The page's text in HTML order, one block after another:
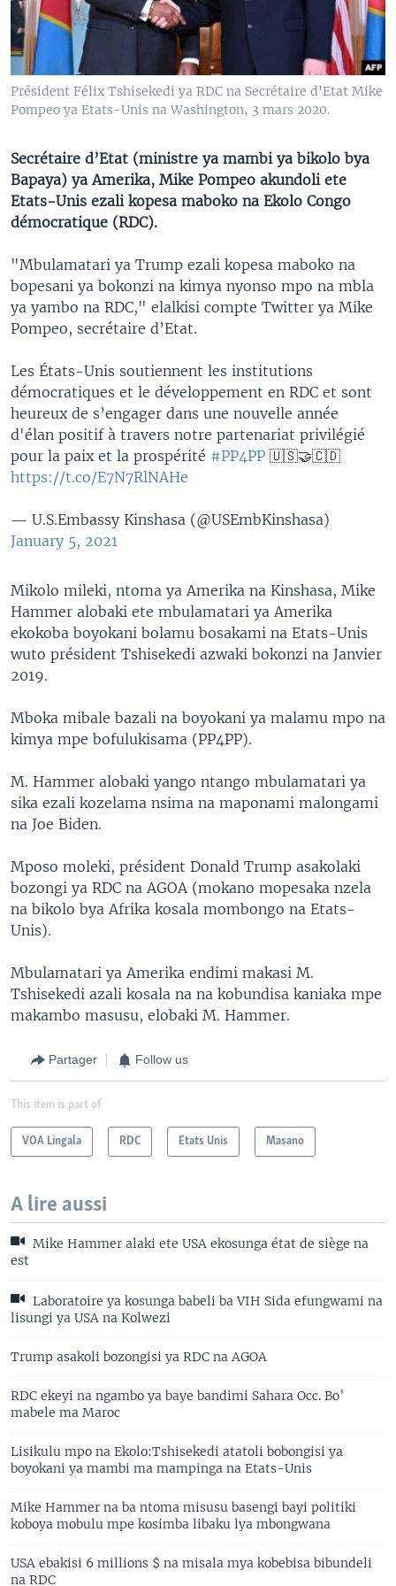
SÉCURITÉ
SCIENCE/TECHNOLOGIE
SPORTS
Président Félix Tshisekedi ya RDC na Secrétaire d'Etat Mike
Pompeo ya Etats-Unis na Washington, 3 mars 2020.
Secrétaire d’Etat (ministre ya mambi ya bikolo bya
Bapaya) ya Amerika, Mike Pompeo akundoli ete
Etats-Unis ezali kopesa maboko na Ekolo Congo
démocratique (RDC).
"Mbulamatari ya Trump ezali kopesa maboko na
bopesani ya bokonzi na kimya nyonso mpo na mbla
ya yambo na RDC," elalkisi compte Twitter ya Mike
Pompeo, secrétaire d’Etat.
Les États-Unis soutiennent les institutions
démocratiques et le développement en RDC et sont
heureux de s’engager dans une nouvelle année
d'élan positif à travers notre partenariat privilégié
pour la paix et la prospérité #PP4PP 🇺🇸🤝🇨🇩
https://t.co/E7N7RlNAHe
— U.S.Embassy Kinshasa (@USEmbKinshasa)
January 5, 2021
Mikolo mileki, ntoma ya Amerika na Kinshasa, Mike
Hammer alobaki ete mbulamatari ya Amerika
ekokoba boyokani bolamu bosakami na Etats-Unis
wuto président Tshisekedi azwaki bokonzi na Janvier
2019.
Mboka mibale bazali na boyokani ya malamu mpo na
kimya mpe bofulukisama (PP4PP).
M. Hammer alobaki yango ntango mbulamatari ya
sika ezali kozelama nsima na maponami malongami
na Joe Biden.
Mposo moleki, président Donald Trump asakolaki
bozongi ya RDC na AGOA (mokano mopesaka nzela
na bikolo bya Afrika kosala mombongo na Etats-
Unis).
Mbulamatari ya Amerika endimi makasi M.
Tshisekedi azali kosala na na kobundisa kaniaka mpe
makambo masusu, elobaki M. Hammer.
Partager Follow us
This item is part of
VOA Lingala RDC Etats Unis Masano
A lire aussi
Mike Hammer alaki ete USA ekosunga état de siège na
est
Laboratoire ya kosunga babeli ba VIH Sida efungwami na
lisungi ya USA na Kolwezi
Trump asakoli bozongisi ya RDC na AGOA
RDC ekeyi na ngambo ya baye bandimi Sahara Occ. Bo’
mabele ma Maroc
Lisikulu mpo na Ekolo:Tshisekedi atatoli bobongisi ya
boyokani ya mambi ma mampinga na Etats-Unis
Mike Hammer na ba ntoma misusu basengi bayi politiki
koboya mobulu mpe kosimba libaku lya mbongwana
USA ebakisi 6 millions $ na misala mya kobebisa bibundeli
na RDC